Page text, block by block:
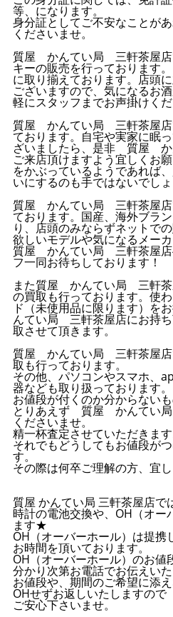
等、になります。
身分証としてご不安なことが
くださいませ。
質屋 かんてい局 三軒茶屋店
キーの販売を行っております
に取り揃えております。店頭
ございますので、気になるお
軽にスタッフまでお声掛けくだ
質屋 かんてい局 三軒茶屋店
ております。自宅や実家に眠
ざいましたら、是非 質屋
ご来店頂けますよう宜しくお
をかぶっているようであれば
いにするのも手ではないでし
質屋 かんてい局 三軒茶屋店
ております。国産、海外ブラ
り、店頭のみならずネットで
欲しいモデルや気になるメー
質屋 かんてい局 三軒茶屋店
フ一同お待ちしております！
また質屋 かんてい局 三軒茶
の買取も行っております。使
ド（未使用品に限ります）を
んてい局 三軒茶屋店にお持
取させて頂きます。
質屋 かんてい局 三軒茶屋店
取も行っております。
その他、パソコンやスマホ、
器なども取り扱っております。
お値段が付くのか分からない
とりあえず 質屋 かんてい
くださいませ。
精一杯査定させていただきます
それでもどうしてもお値段が
す。
その際は何卒ご理解の方、宜し
質屋 かんてい局 三軒茶屋店で
時計の電池交換や、OH（オー
ます★
OH（オーバーホール）は提携
お時間を頂いております。
OH（オーバーホール）のお値
分かり次第お電話でお伝えいた
お値段や、期間のご希望に添
OHせずお返しいたしますので
ご安心下さいませ。